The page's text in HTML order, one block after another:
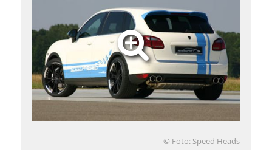
© Foto: Speed Heads